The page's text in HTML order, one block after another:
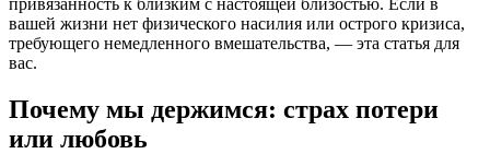
вашей жизни нет физического насилия или острого кризиса,
требующего немедленного вмешательства, — эта статья для
вас.
Почему мы держимся: страх потери
или любовь